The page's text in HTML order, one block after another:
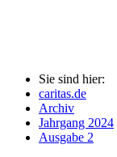
Sie sind hier:
caritas.de
Archiv
Jahrgang 2024
Ausgabe 2